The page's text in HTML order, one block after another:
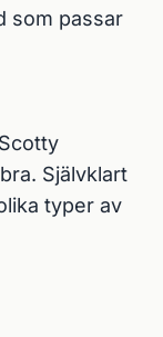
som passar
Självklart
typer av